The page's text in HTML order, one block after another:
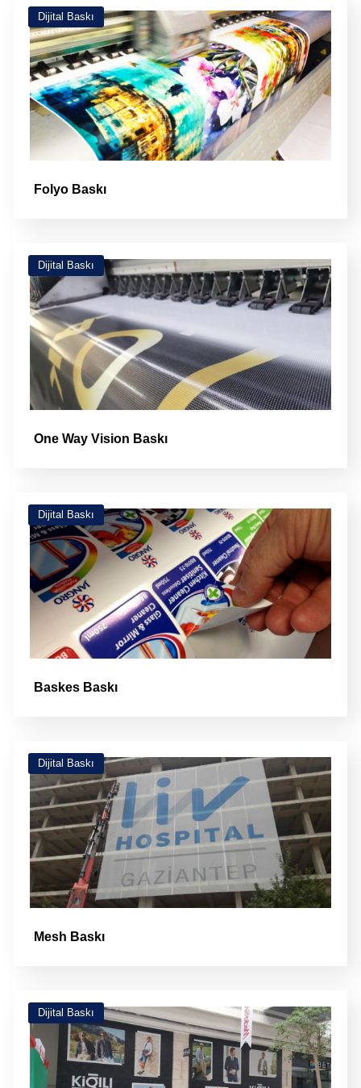
Dijital Baskı
Folyo Baskı
Dijital Baskı
One Way Vision Baskı
Dijital Baskı
Baskes Baskı
Dijital Baskı
Mesh Baskı
Dijital Baskı